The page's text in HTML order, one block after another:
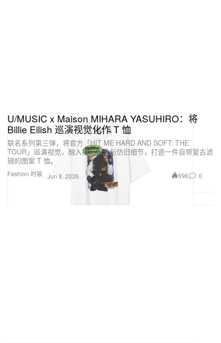
Fashion 时装
U/MUSIC x Maison MIHARA YASUHIRO：将
Billie Eilish 巡演视觉化作 T 恤
联名系列第三弹，将官方「HIT ME HARD AND SOFT: THE
TOUR」巡演视觉，融入褪色水洗与仿旧细节，打造一件自带复古滤
镜的图案 T 恤。
Jun 8, 2026 696 0